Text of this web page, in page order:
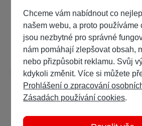
Mami, miluju
497 Kč/ 796 bodů
Detail
Chceme vám nabídnout co
našem webu, a proto používáme
jsou nezbytné pro správné
nám pomáhají zlepšovat obsah,
nebo přizpůsobit reklamu. Svůj
kdykoli změnit. Více si můžete
Prohlášení o zpracování
Zásadách používání cookies.